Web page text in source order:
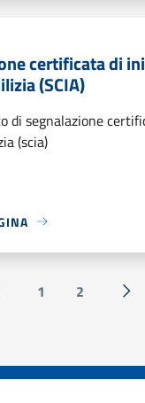
certificata di
(SCIA)
di segnalazione
(scia)
precedente
1 2